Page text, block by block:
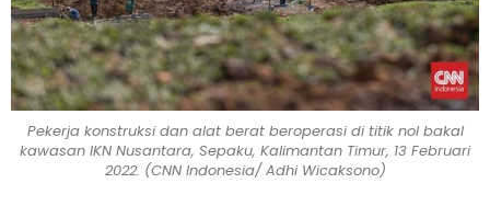
Pekerja konstruksi dan alat berat beroperasi di titik nol bakal
kawasan IKN Nusantara, Sepaku, Kalimantan Timur, 13 Februari
2022. (CNN Indonesia/ Adhi Wicaksono)